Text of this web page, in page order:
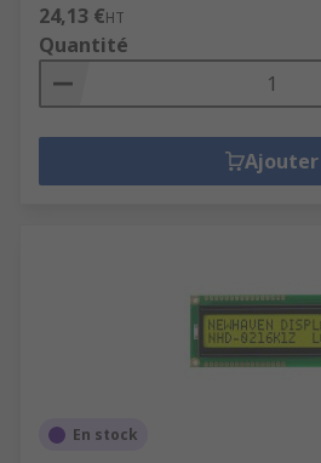
24,13 €HT
Quantité
Ajouter
En stock